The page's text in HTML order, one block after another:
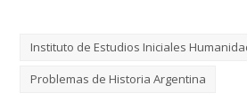
Instituto de Estudios Iniciales
Problemas de Historia Argentina